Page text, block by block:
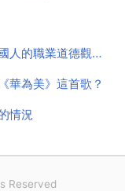
如何看待目前職業道德問題，如何看待美國人的職業道德觀念？
華為美》這首歌？
情況
Reserved